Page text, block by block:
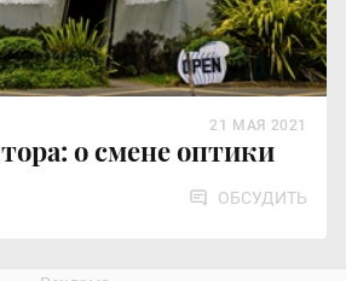
о смене оптики
21 МАЯ 2021
ОБСУДИТЬ